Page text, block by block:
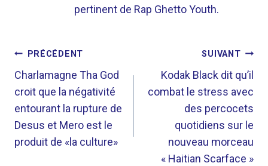
pertinent de Rap Ghetto Youth.
NAVIGATION
DE
L’ARTICLE
PRÉCÉDENT
Charlamagne Tha God
croit que la négativité
entourant la rupture de
Desus et Mero est le
produit de «la culture»
SUIVANT
Kodak Black dit qu’il
combat le stress avec
des percocets
quotidiens sur le
nouveau morceau
« Haitian Scarface »